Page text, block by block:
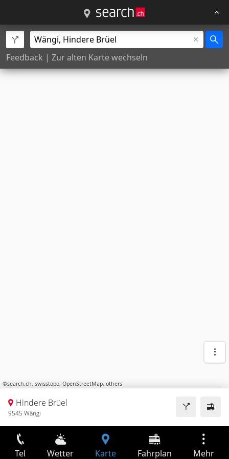
Feedback | Zur alten Karte wechseln
©search.ch, swisstopo, OpenStreetMap, others
Hindere Brüel
9545 Wängi
Tel Wetter Karte Fahrplan Mehr